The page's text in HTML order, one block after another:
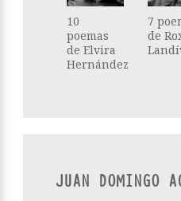
10
poemas
de Elvira
Hernández
7
de
JUAN DOMINGO